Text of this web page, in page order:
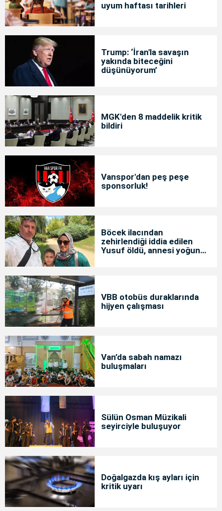
uyum haftası tarihleri
Trump: ‘İran'la savaşın
yakında biteceğini
düşünüyorum’
MGK'den 8 maddelik kritik
bildiri
Vanspor'dan peş peşe
sponsorluk!
Böcek ilacından
zehirlendiği iddia edilen
Yusuf öldü, annesi yoğun
VBB otobüs duraklarında
hijyen çalışması
Van’da sabah namazı
buluşmaları
Sülün Osman Müzikali
seyirciyle buluşuyor
Doğalgazda kış ayları için
kritik uyarı